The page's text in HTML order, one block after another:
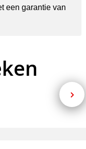
een garantie van